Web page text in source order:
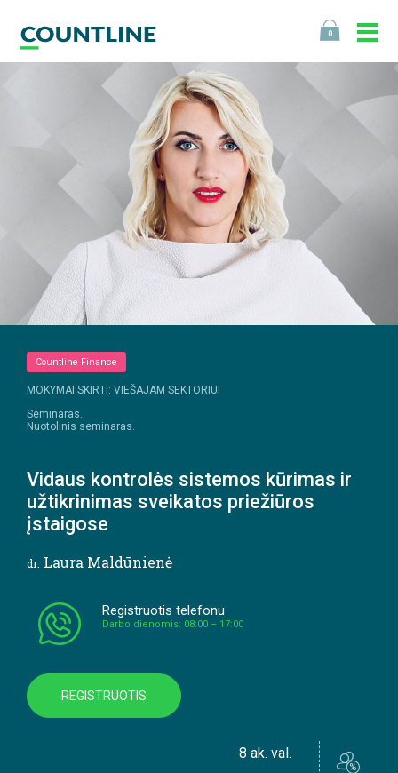
0
Countline Finance
MOKYMAI SKIRTI: VIEŠAJAM SEKTORIUI
Seminaras.
Nuotolinis seminaras.
Vidaus kontrolės sistemos kūrimas ir
užtikrinimas sveikatos priežiūros
įstaigose
dr. Laura Maldūnienė
Registruotis telefonu
Darbo dienomis: 08:00 – 17:00
REGISTRUOTIS
8 ak. val.